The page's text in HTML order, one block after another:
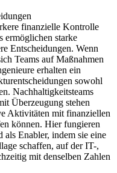
finanzielle Kontrolle
ermöglichen starke
Entscheidungen. Wenn
Teams auf Maßnahmen
erhalten ein
sowohl
Nachhaltigkeitsteams
Überzeugung stehen
Aktivitäten mit finanziellen
können. Hier fungieren
als Enabler, indem sie eine
schaffen, auf der IT-,
mit denselben Zahlen